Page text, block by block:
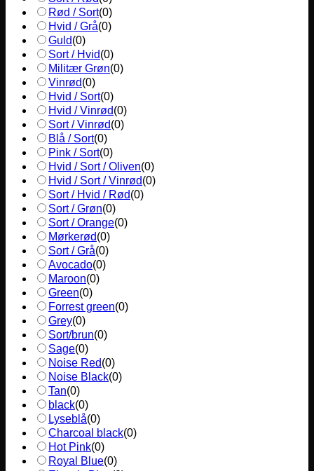
Rød / Sort(0)
Hvid / Grå(0)
Guld(0)
Sort / Hvid(0)
Militær Grøn(0)
Vinrød(0)
Hvid / Sort(0)
Hvid / Vinrød(0)
Sort / Vinrød(0)
Blå / Sort(0)
Pink / Sort(0)
Hvid / Sort / Oliven(0)
Hvid / Sort / Vinrød(0)
Sort / Hvid / Rød(0)
Sort / Grøn(0)
Sort / Orange(0)
Mørkerød(0)
Sort / Grå(0)
Avocado(0)
Maroon(0)
Green(0)
Forrest green(0)
Grey(0)
Sort/brun(0)
Sage(0)
Noise Red(0)
Noise Black(0)
Tan(0)
black(0)
Lyseblå(0)
Charcoal black(0)
Hot Pink(0)
Royal Blue(0)